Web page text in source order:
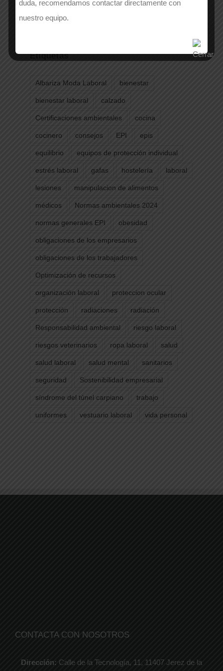
Etiquetas
Albariza Moda Laboral bienestar
bienestar laboral calzado
Certificaciones ambientales cocina
cocinero consejos EPI epis
equilibrio equipos de protección individual
estrés laboral gafas hostelería laboral
lesiones manipulacion de alimentos
médicos Normas ambientales 2024
normas generales EPI obesidad
obligaciones de los empresarios
obligaciones de los trabajadores
Optimización de recursos
organización laboral proteccion ocular
protección radiaciones radiación
Responsabilidad ambiental riesgo laboral
riesgos veterinarios ropa laboral salud
salud laboral salud mental sanitarios
seguridad Sostenibilidad empresarial
síndrome del túnel carpiano trabajo
uniformes vestuario laboral vida personal
CONTACTA CON NOSOTROS
Dirección: Calle de la Tecnología, 11, 11407 Jerez de la
duda, recomendamos contactar directamente con
nuestro equipo.